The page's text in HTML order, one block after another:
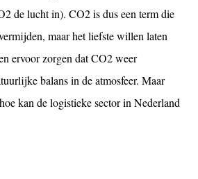
de lucht in). CO2 is dus een term die
maar het liefste willen laten
ervoor zorgen dat CO2 weer
balans in de atmosfeer. Maar
kan de logistieke sector in Nederland